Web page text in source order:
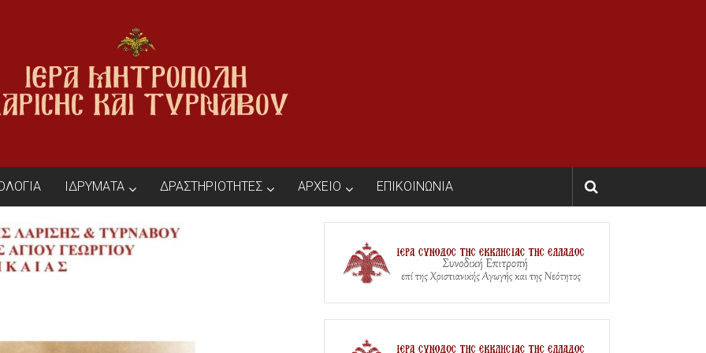
ΙΔΡΥΜΑΤΑ ΔΡΑΣΤΗΡΙΟΤΗΤΕΣ ΑΡΧΕΙΟ ΕΠΙΚΟΙΝΩΝΙΑ